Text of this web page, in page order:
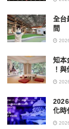
全台
間
知本
！
化時